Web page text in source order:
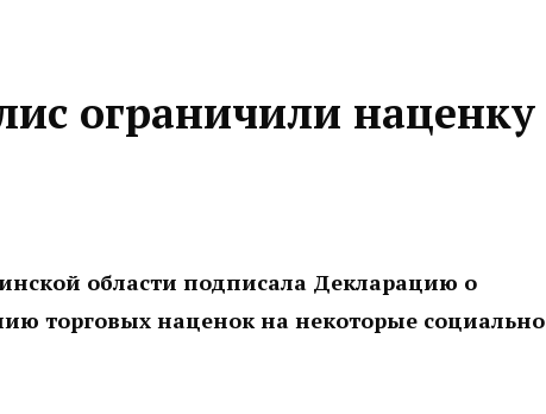
ограничили наценку
области подписала Декларацию о
торговых наценок на некоторые социально